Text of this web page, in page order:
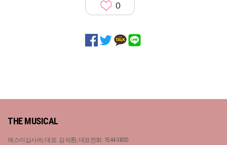
0
THE MUSICAL
예스이십사㈜, 대표: 김석환, 대표전화: 1544-3800